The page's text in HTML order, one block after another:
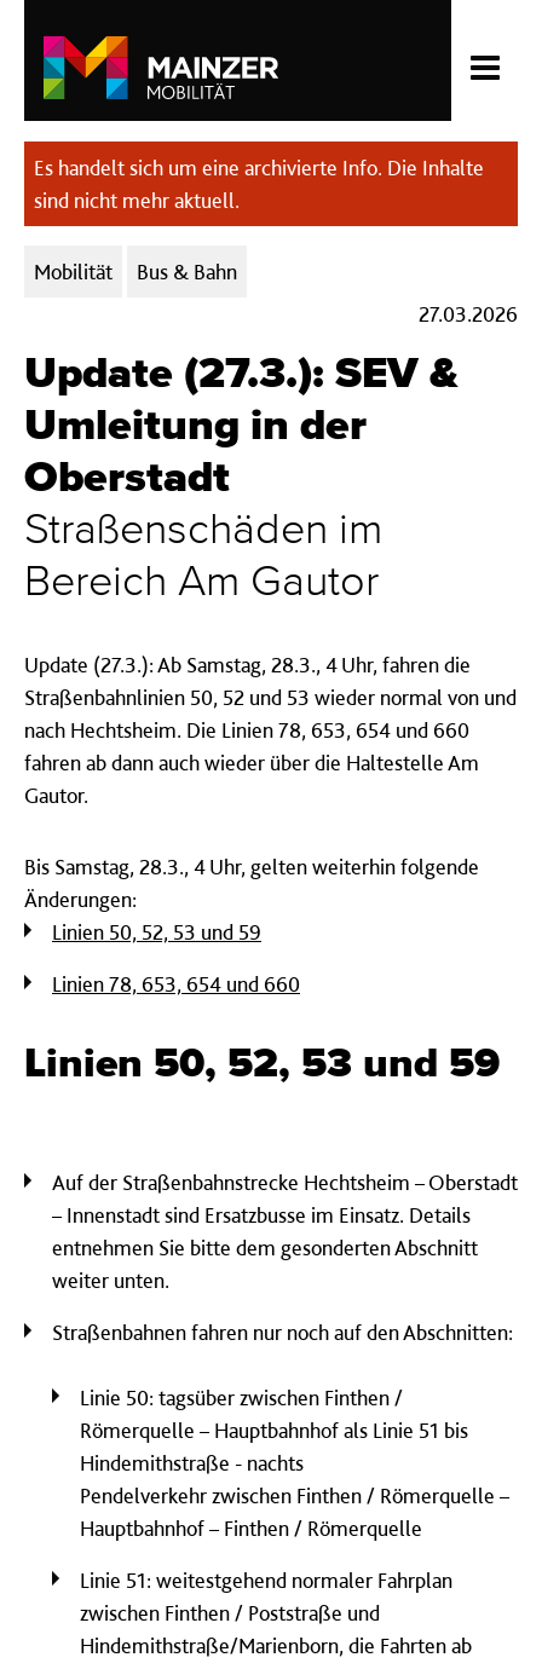
Es handelt sich um eine archivierte Info. Die Inhalte
sind nicht mehr aktuell.
Kategorien:
Mobilität
Bus & Bahn
27.03.2026
Update (27.3.): SEV &
Umleitung in der
Oberstadt
Straßenschäden im
Bereich Am Gautor
Update (27.3.): Ab Samstag, 28.3., 4 Uhr, fahren die
Straßenbahnlinien 50, 52 und 53 wieder normal von und
nach Hechtsheim. Die Linien 78, 653, 654 und 660
fahren ab dann auch wieder über die Haltestelle Am
Gautor.
Bis Samstag, 28.3., 4 Uhr, gelten weiterhin folgende
Änderungen:
Linien 50, 52, 53 und 59
Linien 78, 653, 654 und 660
Linien 50, 52, 53 und 59
Auf der Straßenbahnstrecke Hechtsheim – Oberstadt
– Innenstadt sind Ersatzbusse im Einsatz. Details
entnehmen Sie bitte dem gesonderten Abschnitt
weiter unten.
Straßenbahnen fahren nur noch auf den Abschnitten:
Linie 50: tagsüber zwischen Finthen /
Römerquelle – Hauptbahnhof als Linie 51 bis
Hindemithstraße - nachts
Pendelverkehr zwischen Finthen / Römerquelle –
Hauptbahnhof – Finthen / Römerquelle
Linie 51: weitestgehend normaler Fahrplan
zwischen Finthen / Poststraße und
Hindemithstraße/Marienborn, die Fahrten ab